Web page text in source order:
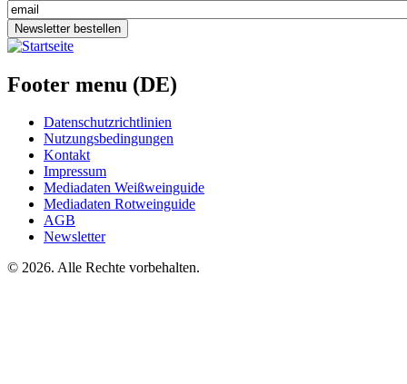
Newsletter bestellen
Footer menu (DE)
Datenschutzrichtlinien
Nutzungsbedingungen
Kontakt
Impressum
Mediadaten Weißweinguide
Mediadaten Rotweinguide
AGB
Newsletter
© 2026. Alle Rechte vorbehalten.